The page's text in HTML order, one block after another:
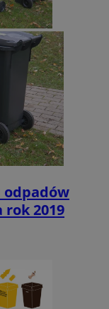
rok 2019